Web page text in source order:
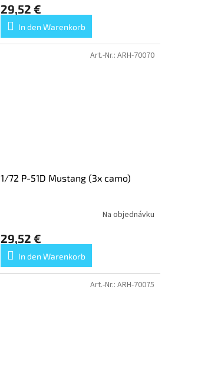
29,52 €
In den Warenkorb
1/72 P-51D Mustang (3x camo)
Na objednávku
29,52 €
In den Warenkorb
Art.-Nr.: ARH-70070
Art.-Nr.: ARH-70075